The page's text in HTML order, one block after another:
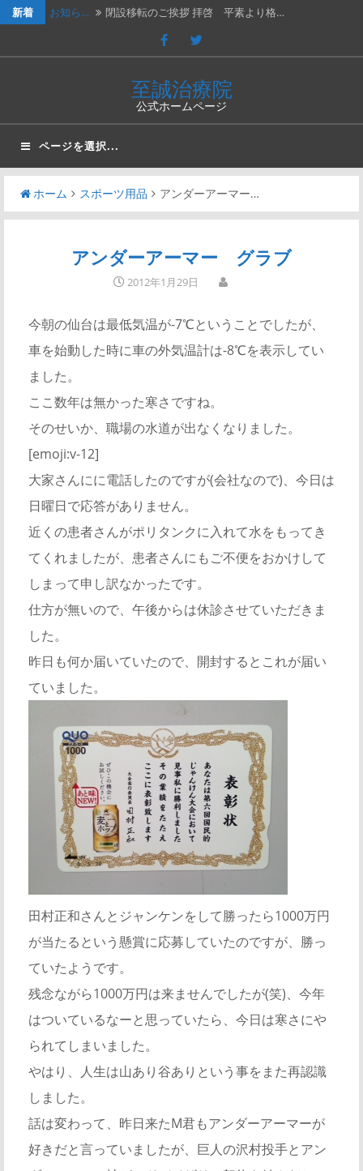
新着 休診の… 202４年３月２日（土）は臨時休診…
2023年７月１５日（土）は臨時休…
2023年2月25日（土）、202…
新年のご挨拶と移転再開のお知らせ謹…
お知ら…
至誠治療院
公式ホームページ
ページを選択...
ホーム スポーツ用品 アンダーアーマー…
アンダーアーマー グラブ
2012年1月29日
今朝の仙台は最低気温が-7℃ということでしたが、
車を始動した時に車の外気温計は-8℃を表示してい
ました。
ここ数年は無かった寒さですね。
そのせいか、職場の水道が出なくなりました。
[emoji:v-12]
大家さんにに電話したのですが(会社なので)、今日は
日曜日で応答がありません。
近くの患者さんがポリタンクに入れて水をもってき
てくれましたが、患者さんにもご不便をおかけして
しまって申し訳なかったです。
仕方が無いので、午後からは休診させていただきま
した。
昨日も何か届いていたので、開封するとこれが届い
ていました。
田村正和さんとジャンケンをして勝ったら1000万円
が当たるという懸賞に応募していたのですが、勝っ
ていたようです。
残念ながら1000万円は来ませんでしたが(笑)、今年
はついているなーと思っていたら、今日は寒さにや
られてしまいました。
やはり、人生は山あり谷ありという事をまた再認識
しました。
話は変わって、昨日来たM君もアンダーアーマーが
好きだと言っていましたが、巨人の沢村投手とアン